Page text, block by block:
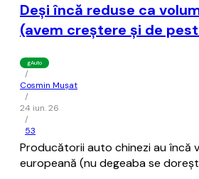
Deşi încă reduse ca
(avem creştere şi de
gAuto
/
Cosmin Mușat
/
24 iun. 26
/
53
Producătorii auto chinezi au încă
europeană (nu degeaba se